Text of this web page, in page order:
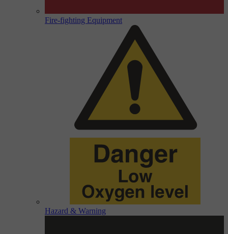
Fire-fighting Equipment
Hazard & Warning